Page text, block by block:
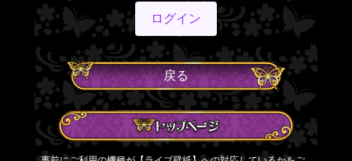
ログイン
戻る